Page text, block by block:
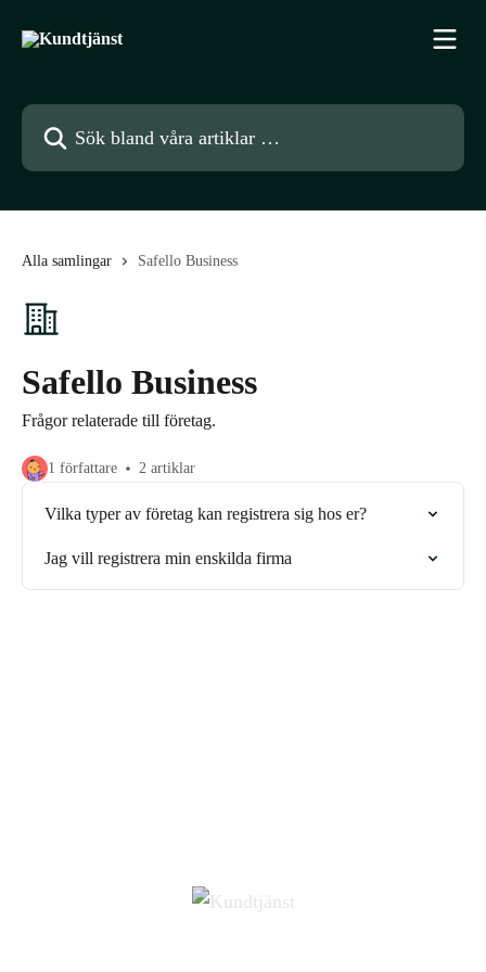
Sök bland våra artiklar …
Alla samlingar Safello Business
Safello Business
Frågor relaterade till företag.
1 författare 2 artiklar
Vilka typer av företag kan registrera sig hos er?
Jag vill registrera min enskilda firma